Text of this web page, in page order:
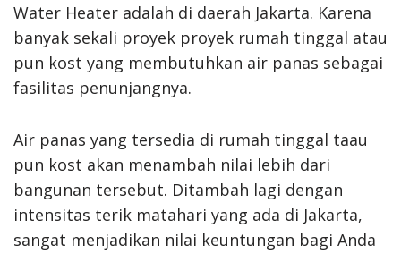
Water Heater adalah di daerah Jakarta. Karena
banyak sekali proyek proyek rumah tinggal atau
pun kost yang membutuhkan air panas sebagai
fasilitas penunjangnya.
Air panas yang tersedia di rumah tinggal taau
pun kost akan menambah nilai lebih dari
bangunan tersebut. Ditambah lagi dengan
intensitas terik matahari yang ada di Jakarta,
sangat menjadikan nilai keuntungan bagi Anda